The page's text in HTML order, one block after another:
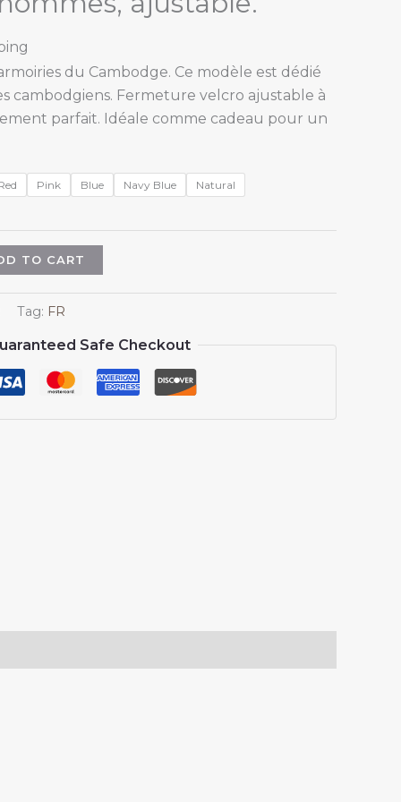
du Cambodge. Ce modèle est dédié
cambodgiens. Fermeture velcro ajustable à
parfait. Idéale comme cadeau pour un
Pink Blue Navy Blue Natural
TO CART
Tag: FR
Safe Checkout